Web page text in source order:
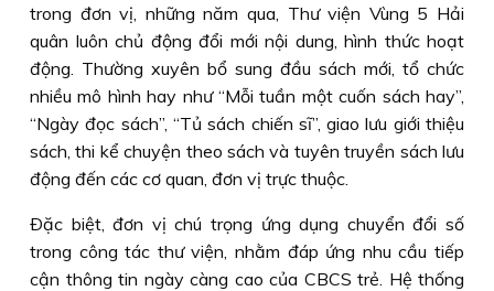
trong đơn vị, những năm qua, Thư viện Vùng 5 Hải
quân luôn chủ động đổi mới nội dung, hình thức hoạt
động. Thường xuyên bổ sung đầu sách mới, tổ chức
nhiều mô hình hay như “Mỗi tuần một cuốn sách hay”,
“Ngày đọc sách”, “Tủ sách chiến sĩ”, giao lưu giới thiệu
sách, thi kể chuyện theo sách và tuyên truyền sách lưu
động đến các cơ quan, đơn vị trực thuộc.
Ðặc biệt, đơn vị chú trọng ứng dụng chuyển đổi số
trong công tác thư viện, nhằm đáp ứng nhu cầu tiếp
cận thông tin ngày càng cao của CBCS trẻ. Hệ thống